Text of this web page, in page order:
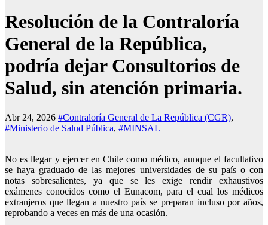
Resolución de la Contraloría
General de la República,
podría dejar Consultorios de
Salud, sin atención primaria.
Abr 24, 2026 #Contraloría General de La República (CGR),
#Ministerio de Salud Pública, #MINSAL
No es llegar y ejercer en Chile como médico, aunque el facultativo
se haya graduado de las mejores universidades de su país o con
notas sobresalientes, ya que se les exige rendir exhaustivos
exámenes conocidos como el Eunacom, para el cual los médicos
extranjeros que llegan a nuestro país se preparan incluso por años,
reprobando a veces en más de una ocasión.